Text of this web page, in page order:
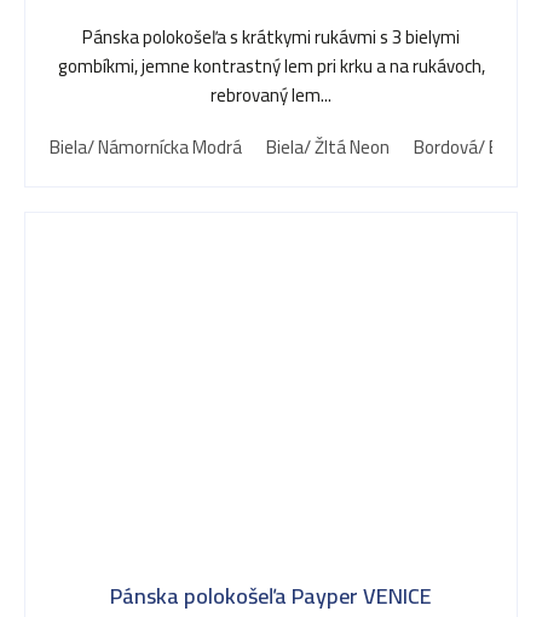
Pánska polokošeľa s krátkymi rukávmi s 3 bielymi
gombíkmi, jemne kontrastný lem pri krku a na rukávoch,
rebrovaný lem...
Biela/ Námornícka Modrá
Biela/ Žltá Neon Bordová/ Biela
Pánska polokošeľa Payper VENICE